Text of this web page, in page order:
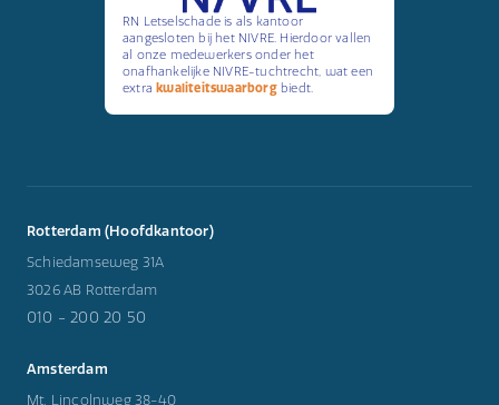
RN Letselschade is als kantoor
aangesloten bij het NIVRE. Hierdoor vallen
al onze medewerkers onder het
onafhankelijke NIVRE-tuchtrecht, wat een
extra kwaliteitswaarborgbiedt.
Rotterdam (Hoofdkantoor)
Schiedamseweg 31A
3026 AB Rotterdam
010 - 200 20 50
Amsterdam
Mt. Lincolnweg 38-40